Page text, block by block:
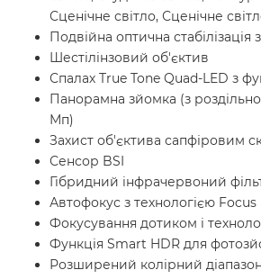
Сценічне світло, Сценічне
Подвійна оптична
Шестілінзовий об'єктив
Спалах True Tone Quad-LED з
Панорамна зйомка (з
Мп)
Захист об'єктива сапфіровим
Сенсор BSI
Гібридний інфрачервоний
Автофокус з технологією Focus
Фокусування дотиком і
Функція Smart HDR для
Розширений колірний